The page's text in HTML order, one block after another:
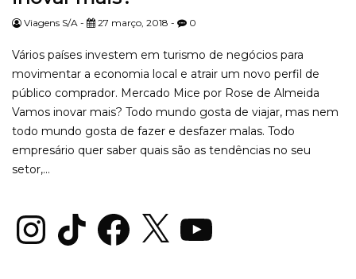
Viagens S/A - 27 março, 2018 - 0
Vários países investem em turismo de negócios para
movimentar a economia local e atrair um novo perfil de
público comprador. Mercado Mice por Rose de Almeida
Vamos inovar mais? Todo mundo gosta de viajar, mas nem
todo mundo gosta de fazer e desfazer malas. Todo
empresário quer saber quais são as tendências no seu
setor,...
InstagramTikTok Facebook
X YouTube